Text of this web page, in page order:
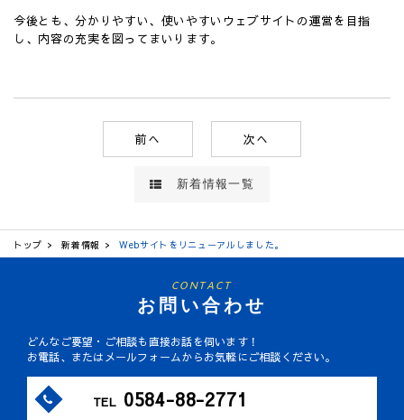
今後とも、分かりやすい、使いやすいウェブサイトの運営を目指
し、内容の充実を図ってまいります。
前へ 次へ
新着情報一覧
トップ 新着情報 Webサイトをリニューアルしました。
CONTACT
お問い合わせ
どんなご要望・ご相談も直接お話を伺います！
お電話、またはメールフォームからお気軽にご相談ください。
TEL 0584-88-2771